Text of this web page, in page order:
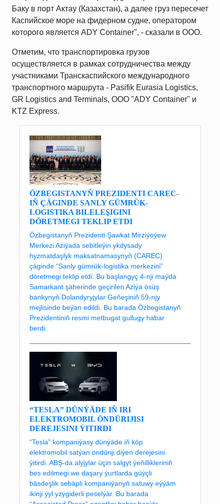
Баку в порт Актау (Казахстан), а далее груз пересечет
Каспийское море на фидерном судне, оператором
которого является ADY Container", - сказали в ООО.
Отметим, что транспортировка грузов
осуществляется в рамках сотрудничества между
участниками Транскаспийского международного
транспортного маршрута - Pasifik Eurasia Logistics,
GR Logistics and Terminals, OOO "ADY Container" и
KTZ Express.
ÖZBEGISTANYŇ PREZIDENTI CAREC-
IŇ ÇÄGINDE SANLY GÜMRÜK-
LOGISTIKA BILELEŞIGINI
DÖRETMEGI TEKLIP ETDI
Özbegistanyň Prezidenti Şawkat Mirziýoýew
Merkezi Aziýada sebitleýin ykdysady
hyzmatdaşlyk maksatnamasynyň (CAREC)
çäginde “Sanly gümrük-logistika merkezini”
döretmegi teklip etdi. Bu başlangyç 4-nji maýda
Samarkant şäherinde geçirilen Aziýa ösüş
bankynyň Dolandyryjylar Geňeşiniň 59-njy
mejlisinde beýan edildi. Bu barada Özbegistanyň
Prezidentiniň resmi metbugat gullugy habar
berdi.
“TESLA” DÜNÝÄDE IŇ IRI
ELEKTROMOBIL ÖNDÜRIJISI
DEREJESINI ÝITIRDI
“Tesla” kompaniýasy dünýäde iň köp
elektromobil satýan öndüriji diýen derejesini
ýitirdi. ABŞ-da alyjylar üçin salgyt ýeňillikleriniň
bes edilmegi we daşary ýurtlarda güýçli
bäsdeşlik sebäpli kompaniýanyň satuwy eýýäm
ikinji ýyl yzygiderli peselýär. Bu barada